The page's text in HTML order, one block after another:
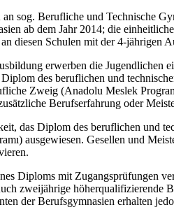
sog. Berufliche und Technische
ab dem Jahr 2014; die
diesen Schulen mit der 4-jährigen
erwerben die
des beruflichen und
Zweig (Anadolu Meslek
Berufserfahrung oder
das Diplom des beruflichen und
ausgewiesen. Gesellen und
Diploms mit Zugangsprüfungen
zweijährige höherqualifizierende
der Berufsgymnasien erhalten